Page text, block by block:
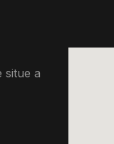
situe a